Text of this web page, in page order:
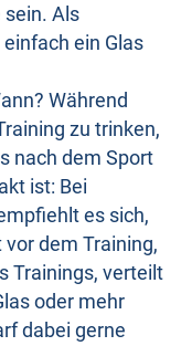
sein. Als
ein Glas
Während
zu trinken,
nach dem Sport
ist: Bei
es sich,
dem Training,
Trainings, verteilt
oder mehr
dabei gerne